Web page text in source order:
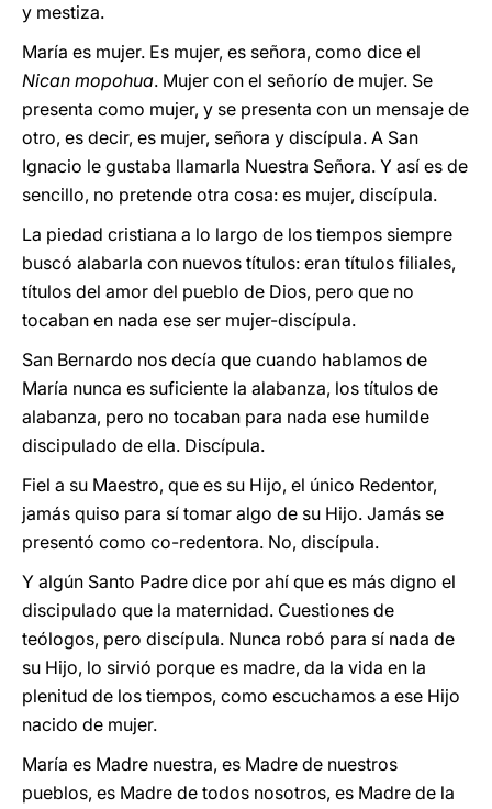
y mestiza.
María es mujer. Es mujer, es señora, como dice el
Nican mopohua. Mujer con el señorío de mujer. Se
presenta como mujer, y se presenta con un mensaje de
otro, es decir, es mujer, señora y discípula. A San
Ignacio le gustaba llamarla Nuestra Señora. Y así es de
sencillo, no pretende otra cosa: es mujer, discípula.
La piedad cristiana a lo largo de los tiempos siempre
buscó alabarla con nuevos títulos: eran títulos filiales,
títulos del amor del pueblo de Dios, pero que no
tocaban en nada ese ser mujer-discípula.
San Bernardo nos decía que cuando hablamos de
María nunca es suficiente la alabanza, los títulos de
alabanza, pero no tocaban para nada ese humilde
discipulado de ella. Discípula.
Fiel a su Maestro, que es su Hijo, el único Redentor,
jamás quiso para sí tomar algo de su Hijo. Jamás se
presentó como co-redentora. No, discípula.
Y algún Santo Padre dice por ahí que es más digno el
discipulado que la maternidad. Cuestiones de
teólogos, pero discípula. Nunca robó para sí nada de
su Hijo, lo sirvió porque es madre, da la vida en la
plenitud de los tiempos, como escuchamos a ese Hijo
nacido de mujer.
María es Madre nuestra, es Madre de nuestros
pueblos, es Madre de todos nosotros, es Madre de la